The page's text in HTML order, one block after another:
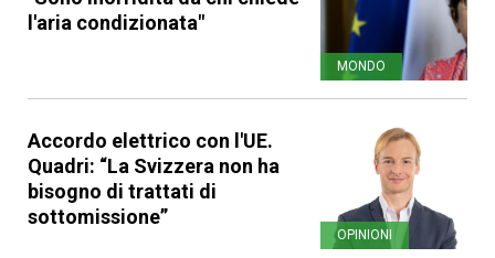
l'aria condizionata"
MONDO
Accordo elettrico con l'UE.
Quadri: “La Svizzera non ha
bisogno di trattati di
sottomissione”
OPINIONI